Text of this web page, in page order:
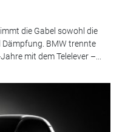
die Gabel sowohl die
BMW trennte
mit dem Telelever –...